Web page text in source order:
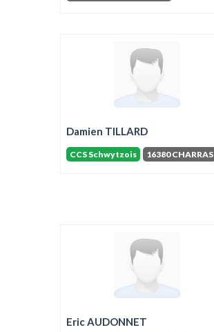
Damien TILLARD
CCS Schwytzois 16380 CHARRAS
Eric AUDONNET